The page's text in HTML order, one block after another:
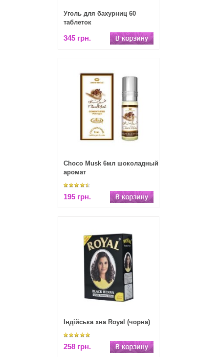
Уголь для бахурниц 60
таблеток
345 грн.
Choco Musk 6мл шоколадный
аромат
195 грн.
Індійська хна Royal (чорна)
258 грн.